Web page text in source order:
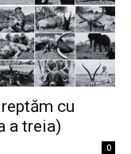
cu
a treia)
0